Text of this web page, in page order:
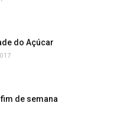
do Açúcar
de semana